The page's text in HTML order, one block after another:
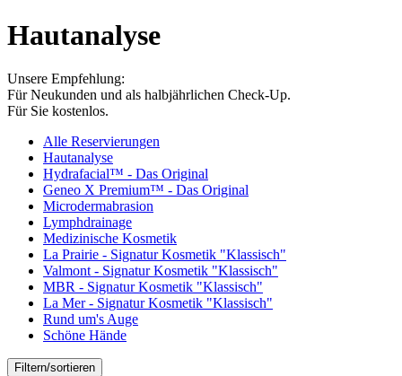
Hautanalyse
Unsere Empfehlung:
Für Neukunden und als halbjährlichen Check-Up.
Für Sie kostenlos.
Alle Reservierungen
Hautanalyse
Hydrafacial™ - Das Original
Geneo X Premium™ - Das Original
Microdermabrasion
Lymphdrainage
Medizinische Kosmetik
La Prairie - Signatur Kosmetik "Klassisch"
Valmont - Signatur Kosmetik "Klassisch"
MBR - Signatur Kosmetik "Klassisch"
La Mer - Signatur Kosmetik "Klassisch"
Rund um's Auge
Schöne Hände
Filtern/sortieren